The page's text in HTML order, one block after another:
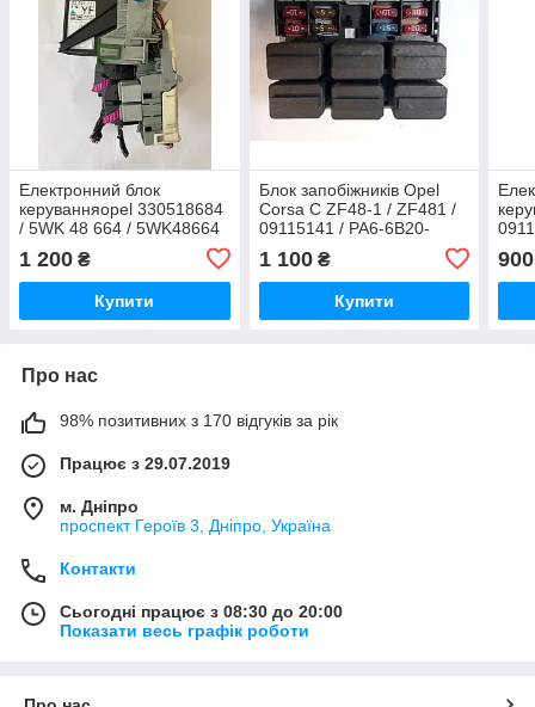
Електронний блок
керуванняopel 330518684
/ 5WK 48 664 / 5WK48664
1 200 ₴
Купити
Блок запобіжників Opel
Corsa C ZF48-1 / ZF481 /
09115141 / PA6-6B20-
1 100₴
Купити
900
Про нас
98% позитивних з 170 відгуків за рік
Працює з 29.07.2019
м. Дніпро
проспект Героїв 3, Дніпро, Україна
Контакти
Сьогодні працює з 08:30 до 20:00
Показати весь графік роботи